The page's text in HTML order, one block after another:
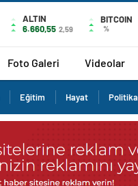
ALTIN
6.660,55 2,59
BITCOIN
%
Foto Galeri Videolar
Eğitim Hayat Politika